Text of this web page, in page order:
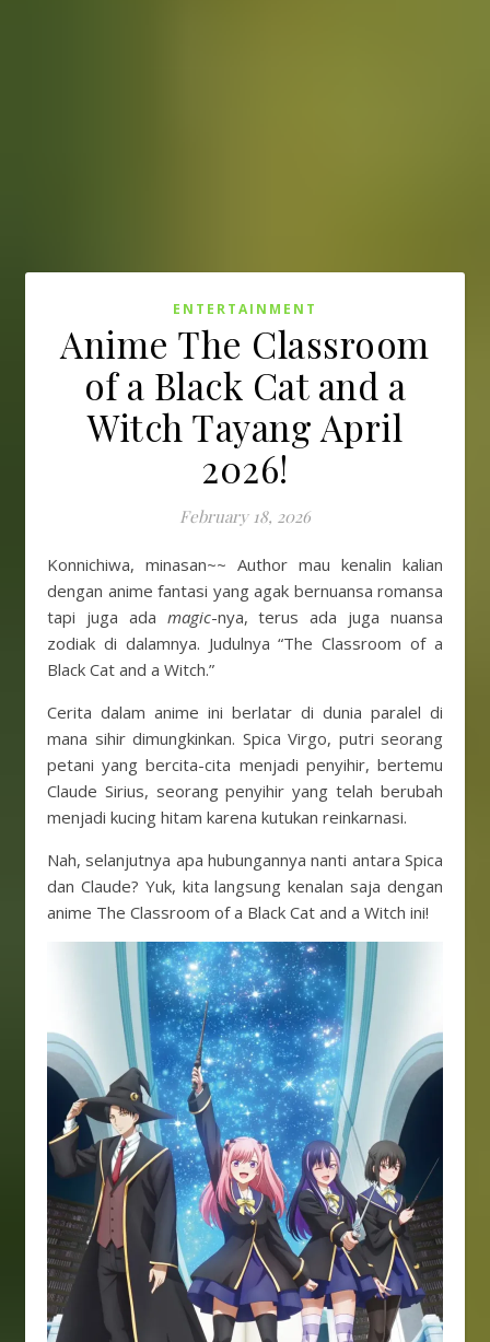
ENTERTAINMENT
Anime The Classroom
of a Black Cat and a
Witch Tayang April
2026!
February 18, 2026
Konnichiwa, minasan~~ Author mau kenalin kalian
dengan anime fantasi yang agak bernuansa romansa
tapi juga ada magic-nya, terus ada juga nuansa
zodiak di dalamnya. Judulnya “The Classroom of a
Black Cat and a Witch.”
Cerita dalam anime ini berlatar di dunia paralel di
mana sihir dimungkinkan. Spica Virgo, putri seorang
petani yang bercita-cita menjadi penyihir, bertemu
Claude Sirius, seorang penyihir yang telah berubah
menjadi kucing hitam karena kutukan reinkarnasi.
Nah, selanjutnya apa hubungannya nanti antara Spica
dan Claude? Yuk, kita langsung kenalan saja dengan
anime The Classroom of a Black Cat and a Witch ini!